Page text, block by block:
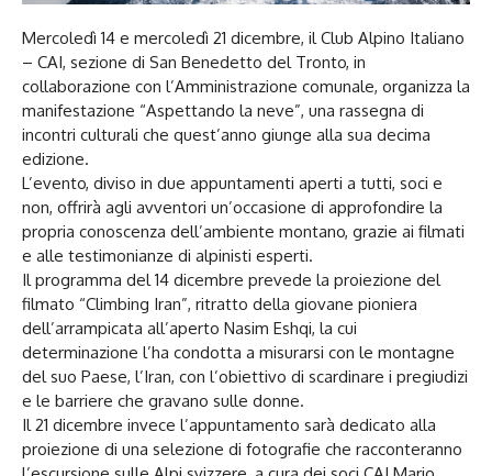
Mercoledì 14 e mercoledì 21 dicembre, il Club Alpino Italiano
– CAI, sezione di San Benedetto del Tronto, in
collaborazione con l’Amministrazione comunale, organizza la
manifestazione “Aspettando la neve”, una rassegna di
incontri culturali che quest’anno giunge alla sua decima
edizione.
L’evento, diviso in due appuntamenti aperti a tutti, soci e
non, offrirà agli avventori un’occasione di approfondire la
propria conoscenza dell’ambiente montano, grazie ai filmati
e alle testimonianze di alpinisti esperti.
Il programma del 14 dicembre prevede la proiezione del
filmato “Climbing Iran”, ritratto della giovane pioniera
dell’arrampicata all’aperto Nasim Eshqi, la cui
determinazione l’ha condotta a misurarsi con le montagne
del suo Paese, l’Iran, con l’obiettivo di scardinare i pregiudizi
e le barriere che gravano sulle donne.
Il 21 dicembre invece l’appuntamento sarà dedicato alla
proiezione di una selezione di fotografie che racconteranno